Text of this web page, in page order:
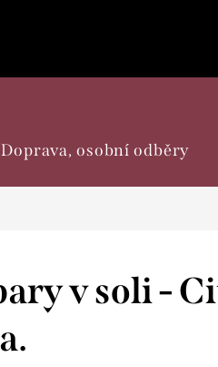
Doprava, osobní odběry
v soli -